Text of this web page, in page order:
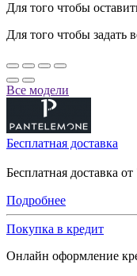
Для того чтобы
Для того чтобы задать
Все модели
Бесплатная доставка
Бесплатная доставка
Подробнее
Покупка в кредит
Онлайн оформление